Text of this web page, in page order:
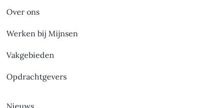
Over ons
Werken bij Mijnsen
Vakgebieden
Opdrachtgevers
Nieuws